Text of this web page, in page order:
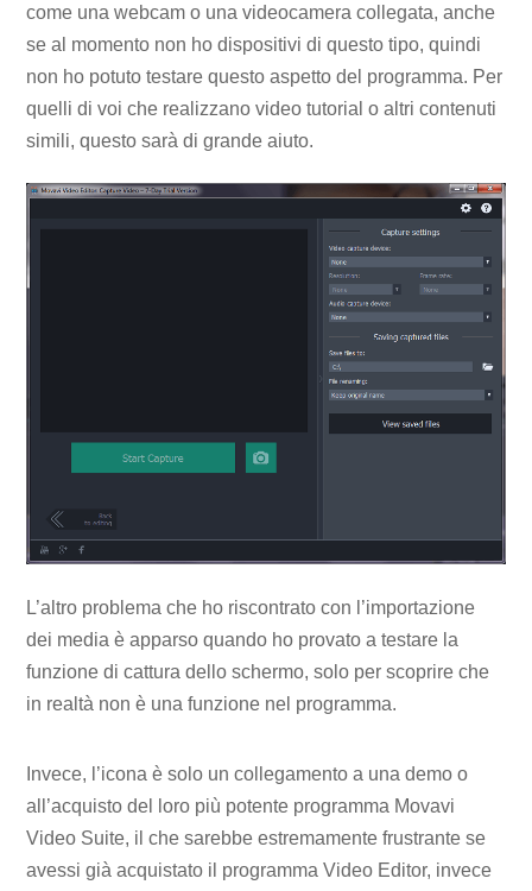
come una webcam o una videocamera collegata, anche
se al momento non ho dispositivi di questo tipo, quindi
non ho potuto testare questo aspetto del programma. Per
quelli di voi che realizzano video tutorial o altri contenuti
simili, questo sarà di grande aiuto.
L’altro problema che ho riscontrato con l’importazione
dei media è apparso quando ho provato a testare la
funzione di cattura dello schermo, solo per scoprire che
in realtà non è una funzione nel programma.
Invece, l’icona è solo un collegamento a una demo o
all’acquisto del loro più potente programma Movavi
Video Suite, il che sarebbe estremamente frustrante se
avessi già acquistato il programma Video Editor, invece